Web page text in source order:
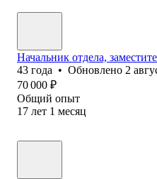
Начальник отдела,
43 года • Обновлено 2
70 000 ₽
Общий опыт
17 лет 1 месяц